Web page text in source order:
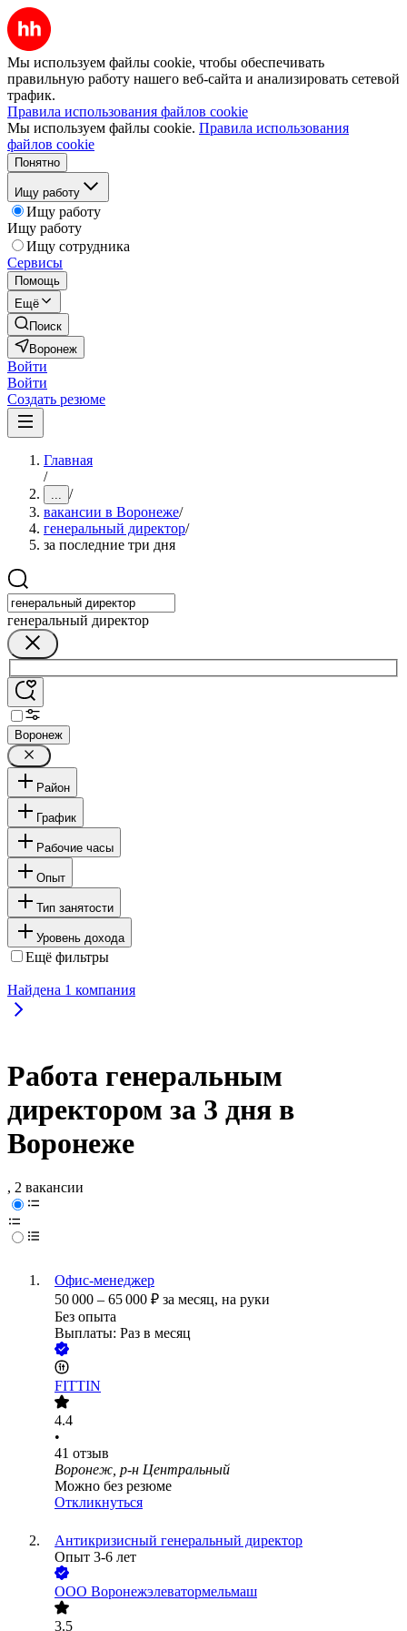
Мы используем файлы cookie, чтобы обеспечивать
правильную работу нашего веб-сайта и анализировать сетевой
трафик.
Правила использования файлов cookie
Мы используем файлы cookie. Правила использования
файлов cookie
Понятно
Ищу работу
Ищу работу
Ищу работу
Ищу сотрудника
Сервисы
Помощь
Ещё
Поиск
Воронеж
Войти
Войти
Создать резюме
Главная
/
... /
вакансии в Воронеже/
генеральный директор/
за последние три дня
генеральный директор
Воронеж
Район
График
Рабочие часы
Опыт
Тип занятости
Уровень дохода
Ещё фильтры
Найдена 1 компания
Работа генеральным
директором за 3 дня в
Воронеже
, 2 вакансии
Офис-менеджер
50 000 – 65 000 ₽ за месяц, на руки
Без опыта
Выплаты: Раз в месяц
FITTIN
4.4
•
41 отзыв
Воронеж, р-н Центральный
Можно без резюме
Откликнуться
Антикризисный генеральный директор
Опыт 3-6 лет
ООО Воронежэлеватормельмаш
3.5